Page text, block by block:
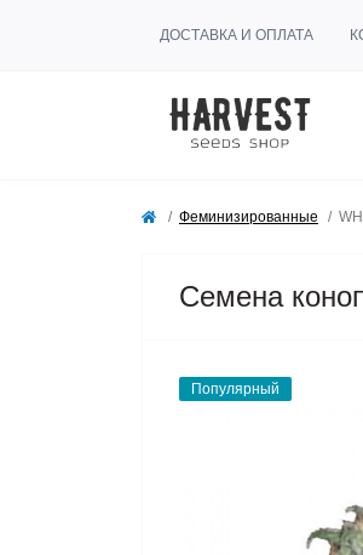
ДОСТАВКА И ОПЛАТА
Феминизированные
Семена
Популярный